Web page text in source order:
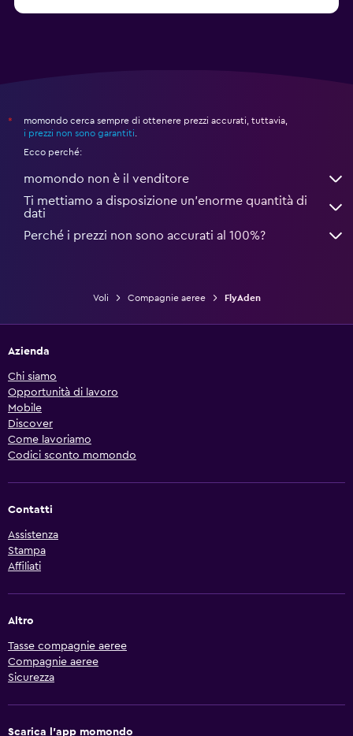
*
momondo cerca sempre di ottenere prezzi accurati, tuttavia,
i prezzi non sono garantiti
Ecco perché:
momondo non è il venditore
Ti mettiamo a disposizione un’enorme quantità di
dati
Perché i prezzi non sono accurati al 100%?
Voli Compagnie aeree FlyAden
Azienda
Chi siamo
Opportunità di lavoro
Mobile
Discover
Come lavoriamo
Codici sconto momondo
Contatti
Assistenza
Stampa
Affiliati
Altro
Tasse compagnie aeree
Compagnie aeree
Sicurezza
Scarica l'app momondo